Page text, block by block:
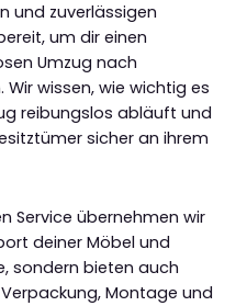
und zuverlässigen
um dir einen
Umzug nach
wissen, wie wichtig es
reibungslos abläuft und
sicher an ihrem
Service übernehmen wir
deiner Möbel und
sondern bieten auch
Montage und